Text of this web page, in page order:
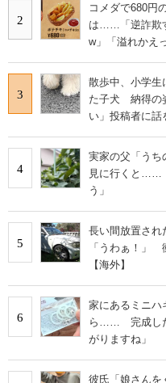
2
コメダで680円
は……「逆詐欺
w」「溢れかえ
3
散歩中、小学生
た子犬 納得の
い」投稿者に話
4
実家の父「う
見に行くと……
う」
5
長い間放置さ
「うわぁ！」
【海外】
6
家にあるミニハ
ら…… 完成した
がりますね」
彼氏「娘さん